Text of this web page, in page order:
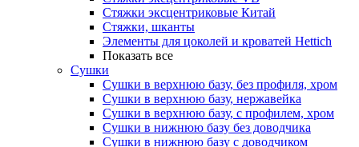
Стяжки эксцентриковые Китай
Стяжки, шканты
Элементы для цоколей и кроватей Hettich
Показать все
Сушки
Сушки в верхнюю базу, без профиля, хром
Сушки в верхнюю базу, нержавейка
Сушки в верхнюю базу, с профилем, хром
Сушки в нижнюю базу без доводчика
Сушки в нижнюю базу с доводчиком